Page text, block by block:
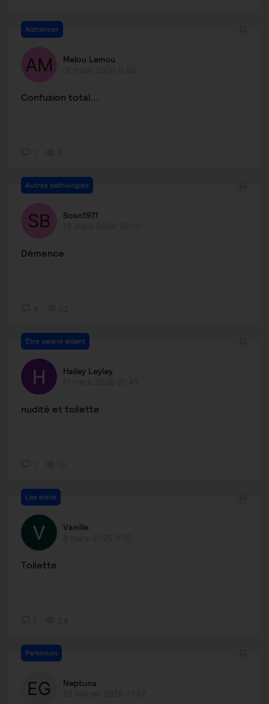
Alzheimer
Melou Lemou
Confusion total...
Autres pathologies
Soso1971
Démence
Être salarié aidant
Hailey Leyley
nudité et toilette
Les soins
Vanille
Toilette
Parkinson
Neptuna